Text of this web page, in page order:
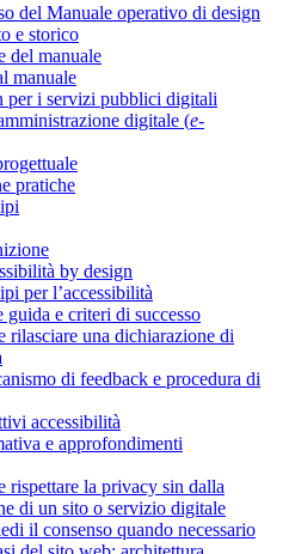
del Manuale operativo di design
e storico
del manuale
manuale
per i servizi pubblici digitali
digitale (e-
pratiche
by design
per l’accessibilità
guida e criteri di successo
rilasciare una dichiarazione di
di feedback e procedura di
accessibilità
e approfondimenti
rispettare la privacy sin dalla
di un sito o servizio digitale
il consenso quando necessario